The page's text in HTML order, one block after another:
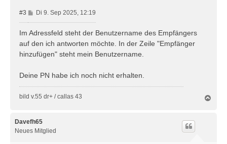
#3
B
e
i
t
a
Di 9. Sep 2025, 12:19
Im Adressfeld steht der Benutzername des Empfängers
auf den ich antworten möchte. In der Zeile "Empfänger
hinzufügen" steht mein Benutzername.
Deine PN habe ich noch nicht erhalten.
bild v.55 dr+ / callas 43
Davefh65
Neues Mitglied